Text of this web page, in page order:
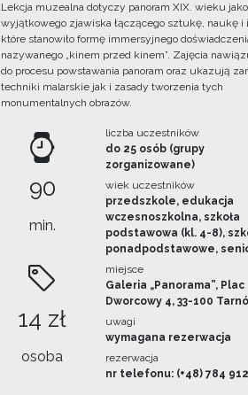
Lekcja muzealna dotyczy panoram XIX. wieku jako
wyjątkowego zjawiska łączącego sztukę, naukę i
które stanowiło formę immersyjnego
nazywanego „kinem przed kinem”. Zajęcia
do procesu powstawania panoram oraz ukazują
techniki malarskie jak i zasady tworzenia tych
monumentalnych obrazów.
90
min.
14 zł
osoba
liczba uczestników
do 25 osób (grupy
zorganizowane)
wiek uczestników
przedszkole, edukacja
wczesnoszkolna, szkoła
podstawowa (kl. 4-8),
ponadpodstawowe,
miejsce
Galeria „Panorama”, Plac
Dworcowy 4, 33-100
uwagi
wymagana rezerwacja
rezerwacja
nr telefonu: (+48) 784